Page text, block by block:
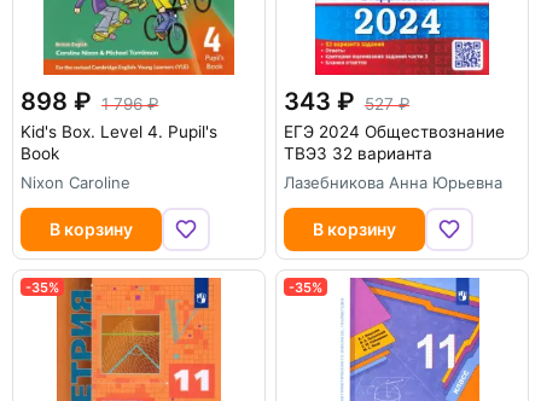
898
1 796
Kid's Box. Level 4. Pupil's
Book
Nixon Caroline
В корзину
343
527
ЕГЭ 2024 Обществознание
ТВЭЗ 32 варианта
Лазебникова Анна Юрьевна
В корзину
-35% -35%